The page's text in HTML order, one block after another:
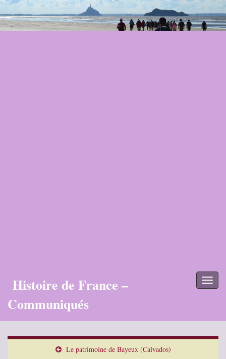
Histoire de France –
Communiqués
Le patrimoine de Bayeux (Calvados)